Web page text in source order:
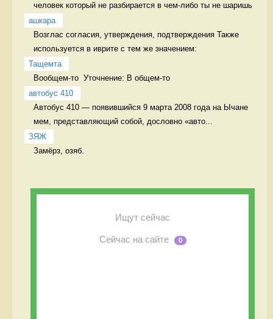
ашкара
Возглас согласия, утверждения, подтверждения Также
используется в иврите с тем же значением:
Тащемта
Вообщем-то  Уточнение: В общем-то
автобус 410
Автобус 410 — появившийся 9 марта 2008 года на Ычане
мем, представляющий собой, дословно «авто...
ЗЯЖ
Замёрз, озяб.
Ищут сейчас
Сейчас на сайте 0